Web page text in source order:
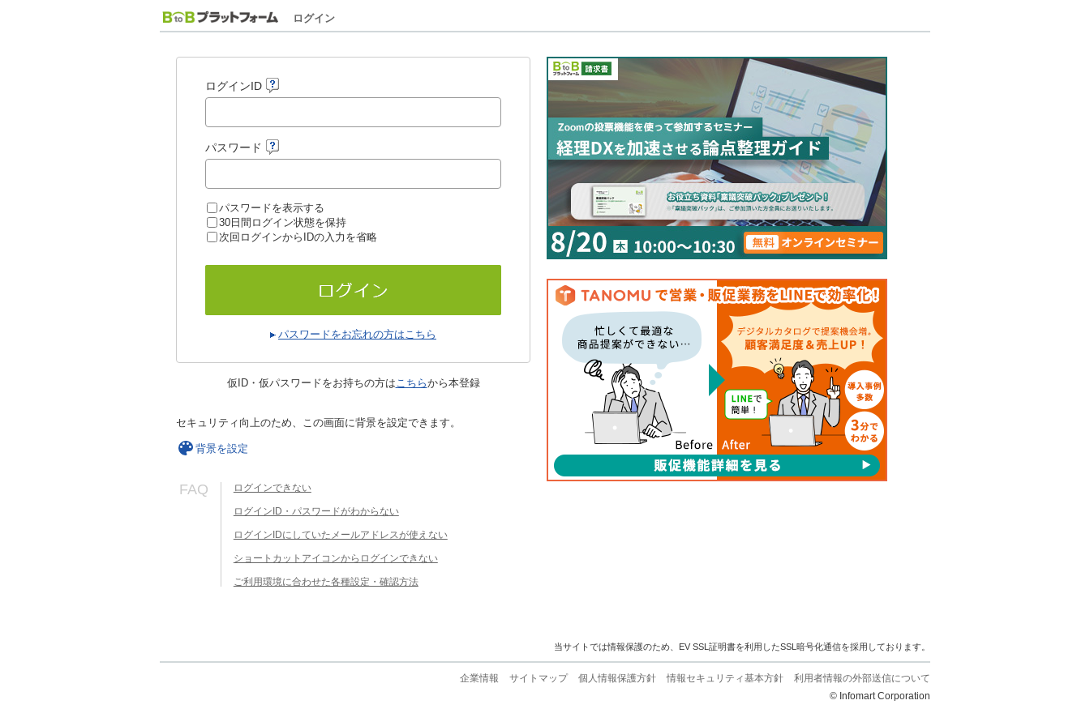
ログイン
ログインID
パスワード
パスワードを表示する
30日間ログイン状態を保持
次回ログインからIDの入力を省略
パスワードをお忘れの方はこちら
仮ID・仮パスワードをお持ちの方はこちらから本登録
セキュリティ向上のため、この画面に背景を設定できます。
背景を設定
FAQ ログインできない
ログインID・パスワードがわからない
ログインIDにしていたメールアドレスが使えない
ショートカットアイコンからログインできない
ご利用環境に合わせた各種設定・確認方法
当サイトでは情報保護のため、EV SSL証明書を利用したSSL暗号化通信を採用しております。
企業情報 サイトマップ 個人情報保護方針 情報セキュリティ基本方針
利用者情報の外部送信について
© Infomart Corporation